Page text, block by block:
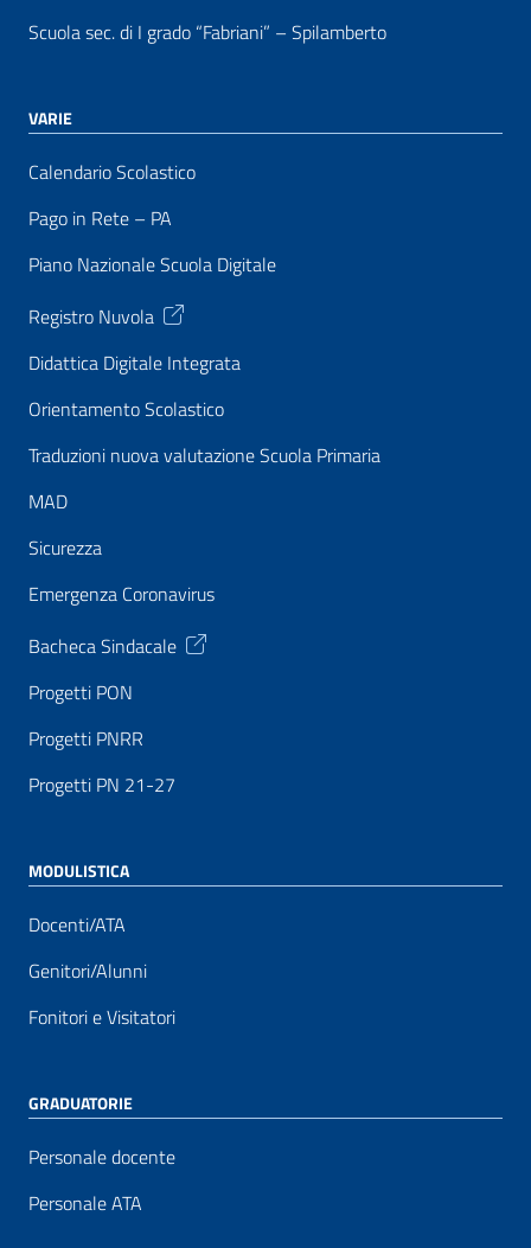
Scuola sec. di I grado “Fabriani” – Spilamberto
VARIE
Calendario Scolastico
Pago in Rete – PA
Piano Nazionale Scuola Digitale
Registro Nuvola
Didattica Digitale Integrata
Orientamento Scolastico
Traduzioni nuova valutazione Scuola Primaria
MAD
Sicurezza
Emergenza Coronavirus
Bacheca Sindacale
Progetti PON
Progetti PNRR
Progetti PN 21-27
MODULISTICA
Docenti/ATA
Genitori/Alunni
Fonitori e Visitatori
GRADUATORIE
Personale docente
Personale ATA